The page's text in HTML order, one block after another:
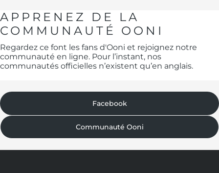
APPRENEZ DE LA
COMMUNAUTÉ OONI
Regardez ce font les fans d'Ooni et rejoignez notre
communauté en ligne. Pour l’instant, nos
communautés officielles n’existent qu’en anglais.
Facebook
Communauté Ooni